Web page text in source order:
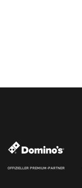
OFFIZIELLER PREMIUM-PARTNER